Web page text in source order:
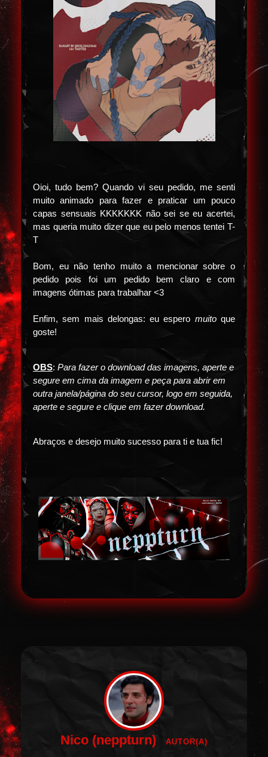
Oioi, tudo bem? Quando vi seu pedido, me senti
muito animado para fazer e praticar um pouco
capas sensuais KKKKKKK não sei se eu acertei,
mas queria muito dizer que eu pelo menos tentei T-
T
Bom, eu não tenho muito a mencionar sobre o
pedido pois foi um pedido bem claro e com
imagens ótimas para trabalhar <3
Enfim, sem mais delongas: eu espero muitoque
goste!
OBS: Para fazer o download das imagens, aperte e
segure em cima da imagem e peça para abrir em
outra janela/página do seu cursor, logo em seguida,
aperte e segure e clique em fazer download.
Abraços e desejo muito sucesso para ti e tua fic!
Nico (neppturn) AUTOR(A)